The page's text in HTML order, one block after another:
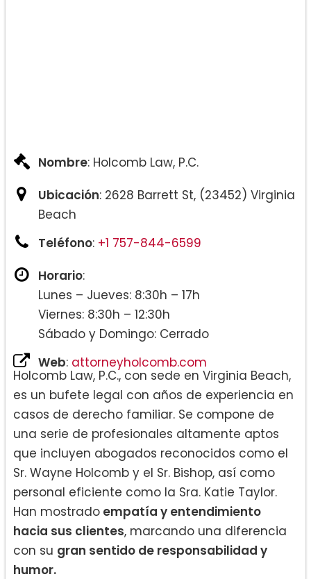
Nombre: Holcomb Law, P.C.
Ubicación: 2628 Barrett St, (23452) Virginia
Beach
Teléfono: +1 757-844-6599
Horario:
Lunes – Jueves: 8:30h – 17h
Viernes: 8:30h – 12:30h
Sábado y Domingo: Cerrado
Web: attorneyholcomb.com
Holcomb Law, P.C., con sede en Virginia Beach,
es un bufete legal con años de experiencia en
casos de derecho familiar. Se compone de
una serie de profesionales altamente aptos
que incluyen abogados reconocidos como el
Sr. Wayne Holcomb y el Sr. Bishop, así como
personal eficiente como la Sra. Katie Taylor.
Han mostrado empatía y entendimiento
hacia sus clientes, marcando una diferencia
con su gran sentido de responsabilidad y
humor.